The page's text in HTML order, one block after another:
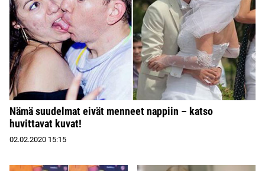
Nämä suudelmat eivät menneet nappiin – katso
huvittavat kuvat!
02.02.2020 15:15